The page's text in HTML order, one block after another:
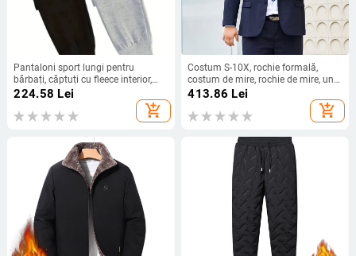
Pantaloni sport lungi pentru
bărbați, căptuți cu fleece interior,
talie medie, croială strânsă, picior
224.58 Lei
add_shopping_cart
Costum S-10X, rochie formală,
costum de mire, rochie de mire, un
singur top, costum mic, mărime
extra mare, haină pentru frate gras
413.86 Lei
add_shopping_cart